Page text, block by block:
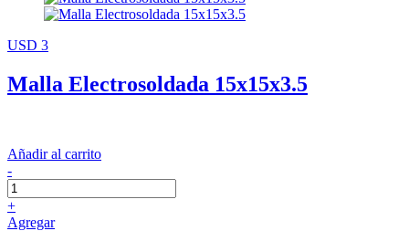
USD 3
Malla Electrosoldada 15x15x3.5
Añadir al carrito
-
+
Agregar